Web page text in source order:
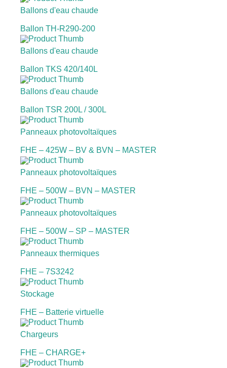
Ballons d'eau chaude
Ballon TH-R290-200
Ballons d'eau chaude
Ballon TKS 420/140L
Ballons d'eau chaude
Ballon TSR 200L / 300L
Panneaux photovoltaïques
FHE – 425W – BV & BVN – MASTER
Panneaux photovoltaïques
FHE – 500W – BVN – MASTER
Panneaux photovoltaïques
FHE – 500W – SP – MASTER
Panneaux thermiques
FHE – 7S3242
Stockage
FHE – Batterie virtuelle
Chargeurs
FHE – CHARGE+